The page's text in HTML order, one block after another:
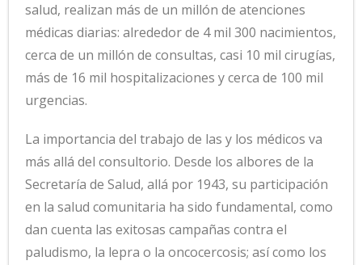
salud, realizan más de un millón de atenciones
médicas diarias: alrededor de 4 mil 300 nacimientos,
cerca de un millón de consultas, casi 10 mil cirugías,
más de 16 mil hospitalizaciones y cerca de 100 mil
urgencias.
La importancia del trabajo de las y los médicos va
más allá del consultorio. Desde los albores de la
Secretaría de Salud, allá por 1943, su participación
en la salud comunitaria ha sido fundamental, como
dan cuenta las exitosas campañas contra el
paludismo, la lepra o la oncocercosis; así como los